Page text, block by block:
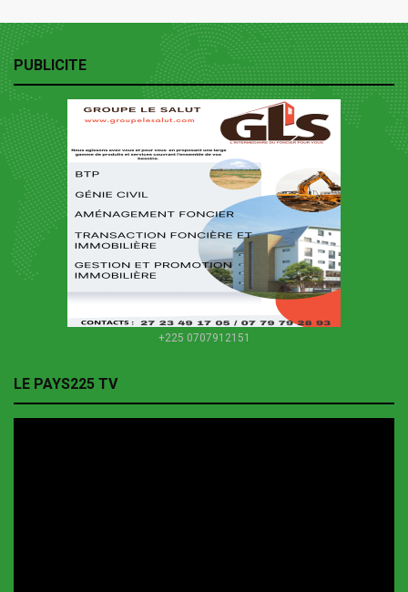
PUBLICITE
+225 0707912151
LE PAYS225 TV